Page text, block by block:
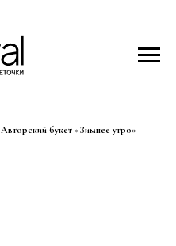
Авторский букет «Зимнее утро»